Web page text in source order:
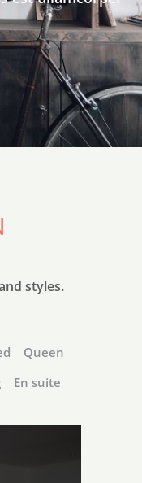
styles.
Queen
En suite